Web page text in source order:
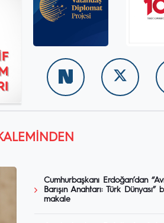
Cumhurbaşkanı Erdoğan’dan
Barışın Anahtarı: Türk Dünyası”
makale